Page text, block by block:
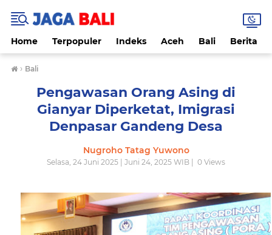
Home Terpopuler Indeks Aceh Bali Berita
› Bali
Pengawasan Orang Asing di
Gianyar Diperketat, Imigrasi
Denpasar Gandeng Desa
Nugroho Tatag Yuwono
Selasa, 24 Juni 2025 | Juni 24, 2025 WIB | 0 Views